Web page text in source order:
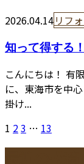
2026.04.14リフ
知って得する
こんにちは！ 有
に、東海市を中
掛け...
1 23 … 13